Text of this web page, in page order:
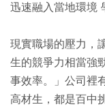
迅速融入當地環境
現實職場的壓力，
生的競爭力相當強
事效率。」公司裡
高材生，都是百中